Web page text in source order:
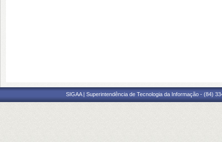
SIGAA | Superintendência de Tecnologia da Informação - (84)